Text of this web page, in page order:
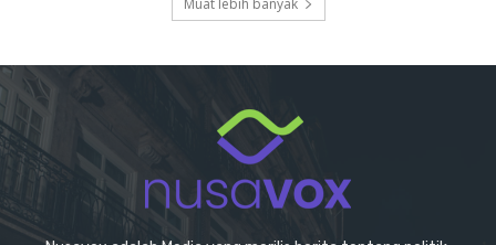
Muat lebih banyak